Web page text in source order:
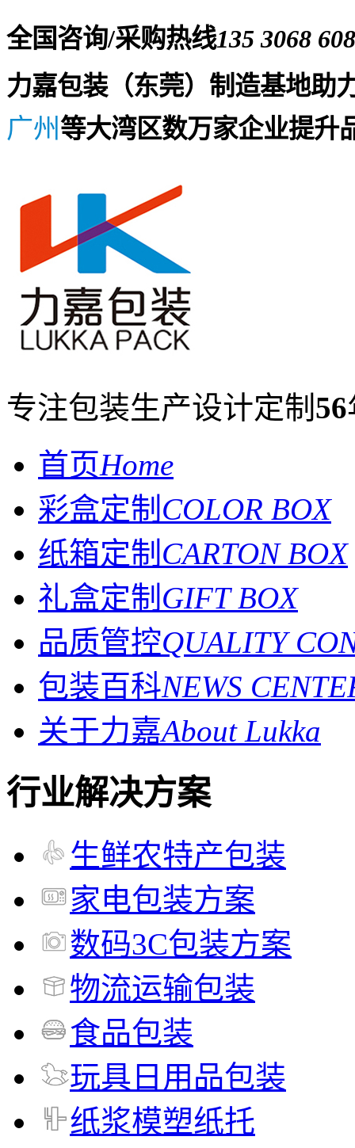
全国咨询/采购热线135 3068
力嘉包装（东莞）制造基地助
广州等大湾区数万家企业提升
专注包装生产设计定制 56
首页Home
彩盒定制 COLOR BOX
纸箱定制 CARTON BOX
礼盒定制 GIFT BOX
品质管控QUALITY
包装百科NEWS
关于力嘉About Lukka
行业解决方案
生鲜农特产包装
家电包装方案
数码3C包装方案
物流运输包装
食品包装
玩具日用品包装
纸浆模塑纸托